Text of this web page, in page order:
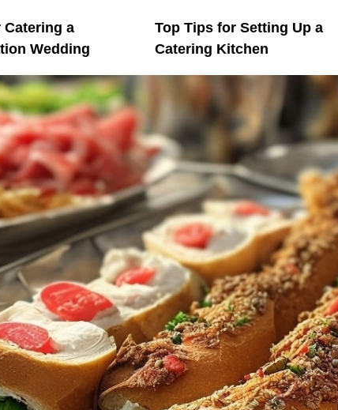
a
Wedding
Top Tips for Setting Up a
Catering Kitchen